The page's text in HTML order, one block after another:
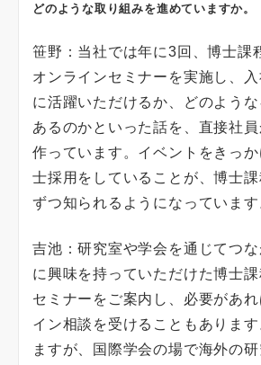
どのような取り組みを進めていますか。
笹野：当社では年に3回、博士課
オンラインセミナーを実施し、入
に活躍いただけるか、どのよう
あるのかといった話を、直接社
作っています。イベントをきっ
士採用をしていることが、博士
ずつ知られるようになっています
吉池：研究室や学会を通じてつ
に興味を持っていただけた博士課
セミナーをご案内し、必要があ
イン相談を受けることもあります
ますが、国際学会の場で海外の